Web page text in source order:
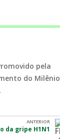
pela
do Milênio
.
ANTERIOR
da gripe H1N1